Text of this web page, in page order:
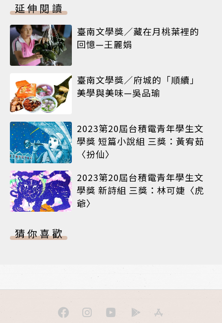
延伸閱讀
臺南文學獎／藏在月桃葉裡的
回憶—王麗娟
臺南文學獎／府城的「順續」
美學與美味—吳品瑜
2023第20屆台積電青年學生文
學獎 短篇小說組 三獎：黃宥茹
〈扮仙〉
2023第20屆台積電青年學生文
學獎 新詩組 三獎：林可婕〈虎
爺〉
猜你喜歡